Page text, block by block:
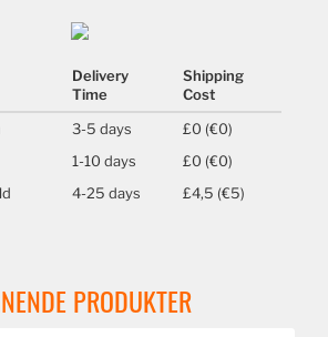
Delivery
Time
Shipping
Cost
3-5 days
£0 (€0)
1-10 days
£0 (€0)
4-25 days £4,5 (€5)
PRODUKTER